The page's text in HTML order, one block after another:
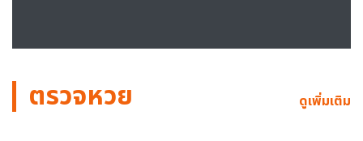
ตรวจหวย ดูเพิ่มเติม